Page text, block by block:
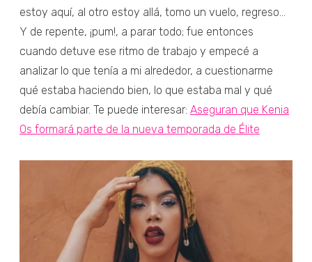
estoy aquí, al otro estoy allá, tomo un vuelo, regreso...
Y de repente, ¡pum!, a parar todo; fue entonces
cuando detuve ese ritmo de trabajo y empecé a
analizar lo que tenía a mi alrededor, a cuestionarme
qué estaba haciendo bien, lo que estaba mal y qué
debía cambiar. Te puede interesar: Aseguran que Kenia
Os formará parte de la nueva temporada de Élite